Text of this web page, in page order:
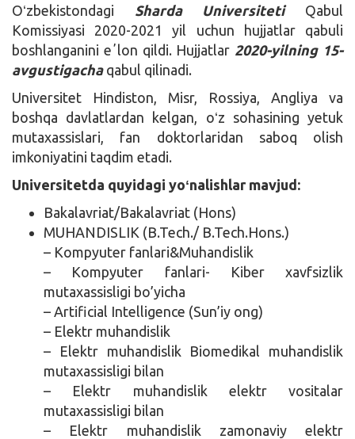
Oʻzbekistondagi Sharda UniversitetiQabul
Komissiyasi 2020-2021 yil uchun hujjatlar qabuli
boshlanganini eʼlon qildi. Hujjatlar 2020-yilning 15-
avgustigachaqabul qilinadi.
Universitet Hindiston, Misr, Rossiya, Angliya va
boshqa davlatlardan kelgan, oʻz sohasining yetuk
mutaxassislari, fan doktorlaridan saboq olish
imkoniyatini taqdim etadi.
Universitetda quyidagi yoʻnalishlar mavjud:
Bakalavriat/Bakalavriat (Hons)
MUHANDISLIK (B.Tech./ B.Tech.Hons.)
– Kompyuter fanlari&Muhandislik
– Kompyuter fanlari- Kiber xavfsizlik
mutaxassisligi bo’yicha
– Artificial Intelligence (Sun’iy ong)
– Elektr muhandislik
– Elektr muhandislik Biomedikal muhandislik
mutaxassisligi bilan
– Elektr muhandislik elektr vositalar
mutaxassisligi bilan
– Elektr muhandislik zamonaviy elektr